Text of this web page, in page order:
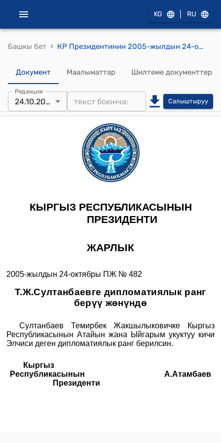
KG RU
Башкы бет › КР Президентинин 2005-жылдын 24-октябрындагы ПЖ № 482 "Т.Ж.Султанбаевге дипломатиялык ранг берүү жөнүндө" Жарлыгы
Документ Маалыматтар Шилтеме документтер
Редакция
24.10.2005 Салыштыруу